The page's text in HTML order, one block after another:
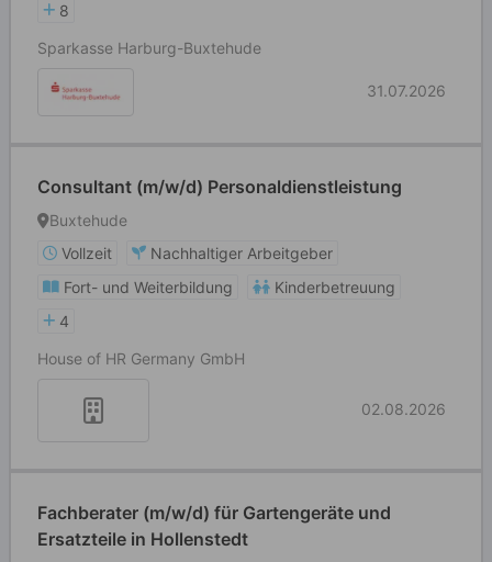
8
Sparkasse Harburg-Buxtehude
31.07.2026
Consultant (m/w/d) Personaldienstleistung
Buxtehude
Vollzeit
Nachhaltiger Arbeitgeber
Fort- und Weiterbildung
Kinderbetreuung
4
House of HR Germany GmbH
02.08.2026
Fachberater (m/w/d) für Gartengeräte und
Ersatzteile in Hollenstedt